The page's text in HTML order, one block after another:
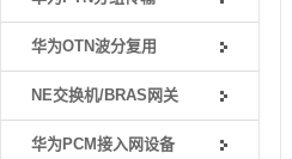
华为OTN波分复用
NE交换机/BRAS网关
华为PCM接入网设备